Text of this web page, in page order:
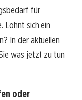
für
Lohnt sich ein
In der aktuellen
was jetzt zu tun
oder